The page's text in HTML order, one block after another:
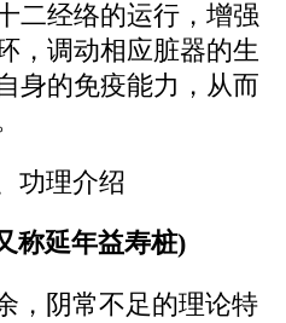
二经络的运行，增强
，调动相应脏器的生
身的免疫能力，从而
功理介绍
称延年益寿桩)
，阴常不足的理论特